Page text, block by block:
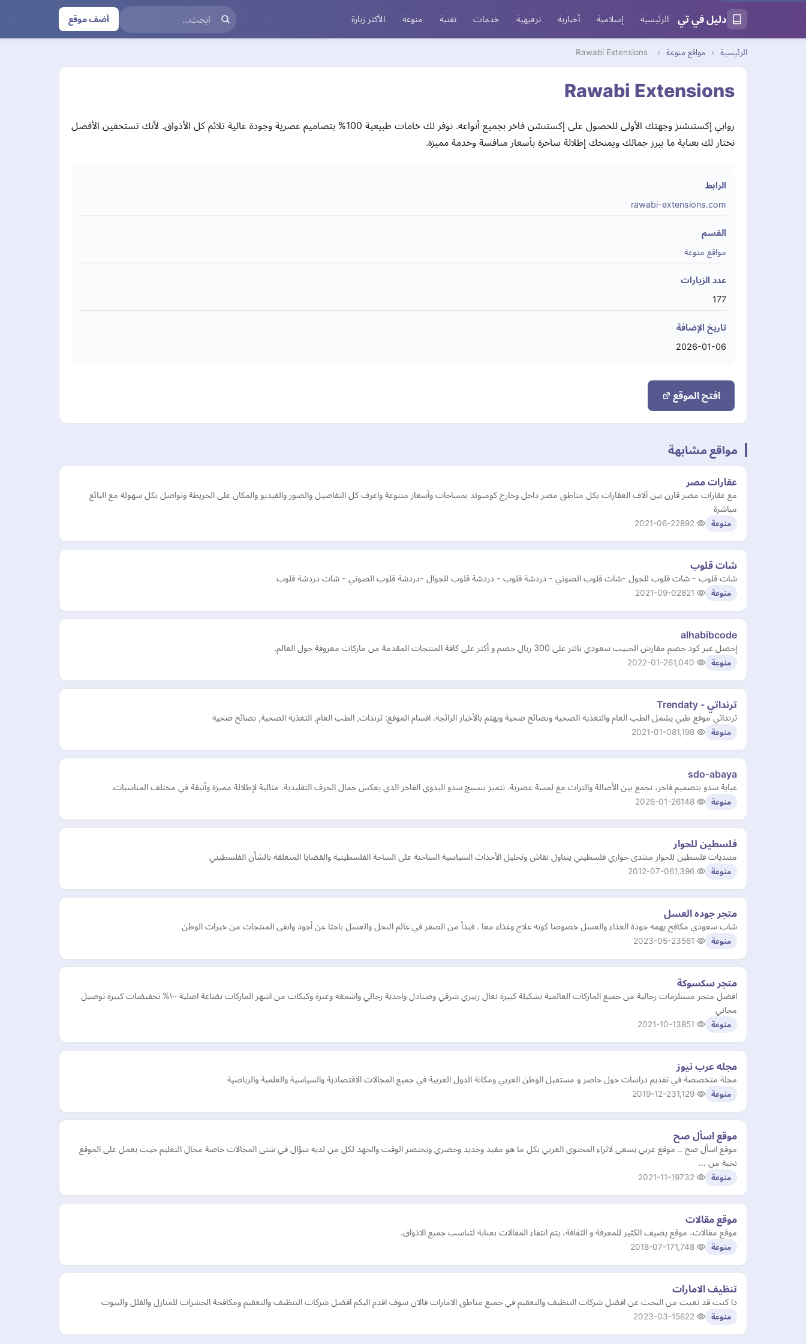
دليل في تي الرئيسية إسلامية أخبارية ترفيهية خدمات تقنية منوعة الأكثر زيارة أضف موقع
الرئيسية › مواقع منوعة ›
Rawabi Extensions
Rawabi Extensions
روابي إكستنشنز وجهتك الأولى للحصول على إكستنشن فاخر بجميع أنواعه. نوفر لك خامات طبيعية 100% بتصاميم عصرية وجودة عالية تلائم كل الأذواق. لأنك تستحقين الأفضل
نختار لك بعناية ما يبرز جمالك ويمنحك إطلالة ساحرة بأسعار منافسة وخدمة مميزة.
الرابط
rawabi-extensions.com
القسم
مواقع منوعة
عدد الزيارات
177
تاريخ الإضافة
2026-01-06
افتح الموقع
مواقع مشابهة
عقارات مصر
مع عقارات مصر قارن بين آلاف العقارات بكل مناطق مصر داخل وخارج كومبوند بمساحات وأسعار متنوعة واعرف كل التفاصيل والصور والفيديو والمكان على الخريطة وتواصل بكل سهولة مع البائع
مباشرة
منوعة 2021-06-22
شات قلوب
شات قلوب - شات قلوب للجول -شات قلوب الصوتي - دردشة قلوب - دردشة قلوب للجوال -دردشة قلوب الصوتي - شات دردشة قلوب
منوعة 2021-09-02
alhabibcode
إحصل عبر كود خصم مفارش الحبيب سعودي بانثر على 300 ريال خصم و أكثر على كافة المنتجات المقدمة من ماركات معروفة حول العالم.
منوعة 2022-01-26
ترنداتي - Trendaty
ترنداتي موقع طبي يشمل الطب العام والتغذية الصحية ونصائح صحية ويهتم بالأخبار الرائجة. اقسام الموقع: ترندات, الطب العام, التغذية الصحية, نصائح صحية
منوعة 2021-01-08
sdo-abaya
عباية سدو بتصميم فاخر، تجمع بين الأصالة والتراث مع لمسة عصرية. تتميز بنسيج سدو اليدوي الفاخر الذي يعكس جمال الحرف التقليدية. مثالية لإطلالة مميزة وأنيقة في مختلف المناسبات.
منوعة 2026-01-26
فلسطين للحوار
منتديات فلسطين للحوار منتدى حواري فلسطيني يتناول نقاش وتحليل الأحداث السياسية الساخنة على الساحة الفلسطينية والقضايا المتعلقة بالشأن الفلسطيني
منوعة 2012-07-06
متجر جوده العسل
شاب سعودي مكافح يهمه جودة الغذاء والعسل خصوصا كونه علاج وغذاء معا . فبدأ من الصفر في عالم النحل والعسل باحثا عن أجود وانقى المنتجات من خيرات الوطن
منوعة 2023-05-23
متجر سكسوكة
افضل متجر مستلزمات رجالية من جميع الماركات العالمية تشكيلة كبيرة نعال زبيري شرقي وصنادل واحذية رجالي واشمغه وغترة وكبكات من اشهر الماركات بضاعة اصلية ١٠٠% تخفيضات كبيرة توصيل
مجاني
منوعة 2021-10-13
مجله عرب نيوز
مجلة متخصصة في تقديم دراسات حول حاضر و مستقبل الوطن العربي ومكانة الدول العربية في جميع المجالات الاقتصادية والسياسية والعلمية والرياضية
منوعة 2019-12-23
موقع اسأل صح
موقع اسأل صح .. موقع عربي يسعى لاثراء المحتوى العربي بكل ما هو مفيد وجديد وحصري ويختصر الوقت والجهد لكل من لديه سؤال في شتى المجالات خاصة مجال التعليم حيث يعمل على الموقع
نخبة من …
منوعة 2021-11-19
موقع مقالات
موقع مقالات، موقع يضيف الكثير للمعرفة و الثقافة، يتم انتقاء المقالات بعناية لتناسب جميع الاذواق.
منوعة 2018-07-17
تنظيف الامارات
ذا كنت قد تعبت من البحث عن افضل شركات التنظيف والتعقيم في جميع مناطق الامارات فالان سوف اقدم اليكم افضل شركات التنظيف والتعقيم ومكافحة الحشرات للمنازل والفلل والبيوت
منوعة 2023-03-15